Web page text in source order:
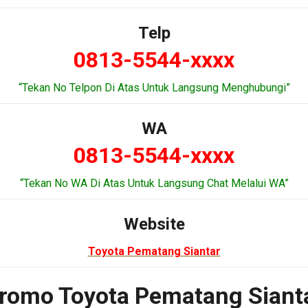
Telp
0813-5544-xxxx
“Tekan No Telpon Di Atas Untuk Langsung Menghubungi”
WA
0813-5544-xxxx
“Tekan No WA Di Atas Untuk Langsung Chat Melalui WA”
Website
Toyota Pematang Siantar
Toyota Pematang